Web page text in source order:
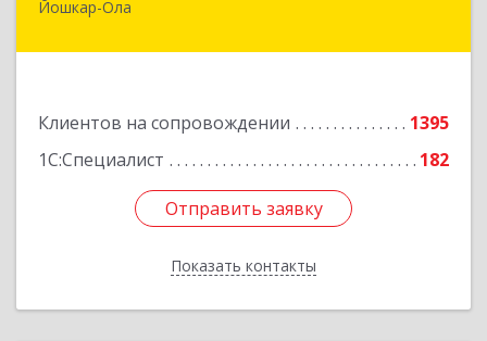
Йошкар-Ола
Клиентов на сопровождении
1395
1С:Специалист
182
Отправить заявку
Показать контакты
424004, Марий Эл Респ, Йошкар-Ола г, Волкова
Отправить заявку
Назад